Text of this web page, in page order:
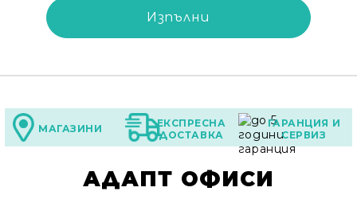
МАГАЗИНИ
ЕКСПРЕСНА
ДОСТАВКА
ГАРАНЦИЯ И
СЕРВИЗ
АДАПТ ОФИСИ